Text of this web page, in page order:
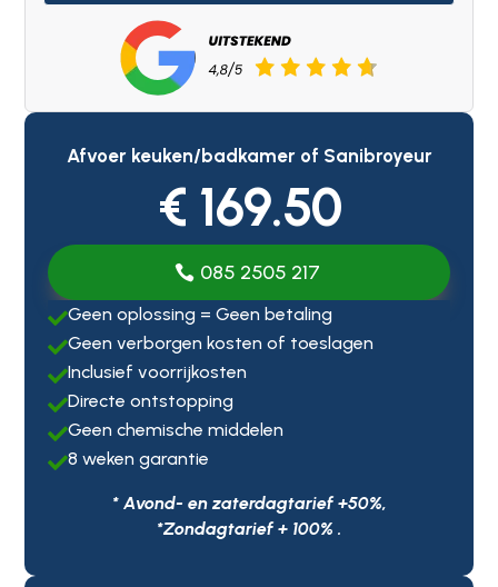
Afvoer keuken/badkamer of Sanibroyeur
€ 169.50
085 2505 217
Geen oplossing = Geen betaling
Geen verborgen kosten of toeslagen
Inclusief voorrijkosten
Directe ontstopping
Geen chemische middelen
8 weken garantie
* Avond- en zaterdagtarief +50%,
*Zondagtarief + 100% .